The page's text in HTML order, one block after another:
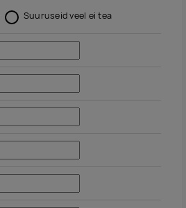
Suuruseid veel ei tea